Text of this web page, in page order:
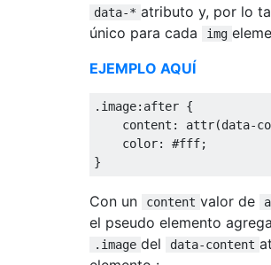
data-* atributo y, por lo
único para cada
img
EJEMPLO AQUÍ
. image: after {
    content
: attr(data-
    color
:
#fff;
}
Con un content valor de
el pseudo elemento
.image del data-content